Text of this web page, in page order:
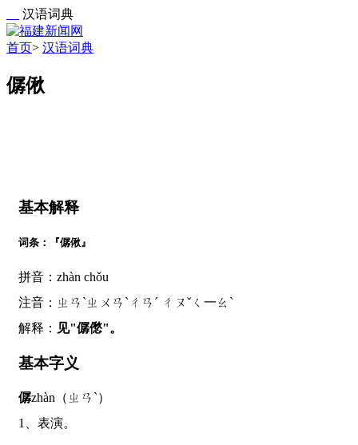
汉语词典
首页> 汉语词典
僝偢
基本解释
词条：『僝偢』
拼音：zhàn chǒu
注音：ㄓㄢˋㄓㄨㄢˋㄔㄢˊ ㄔㄡˇㄑ一ㄠˋ
解释： 见"僝僽"。
基本字义
僝zhàn（ㄓㄢˋ）
1、表演。